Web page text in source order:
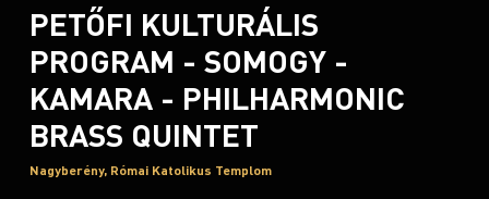
PETŐFI KULTURÁLIS
PROGRAM - SOMOGY -
KAMARA - PHILHARMONIC
BRASS QUINTET
Nagyberény, Római Katolikus Templom